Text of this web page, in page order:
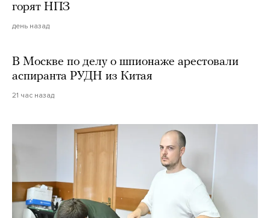
горят НПЗ
день назад
В Москве по делу о шпионаже арестовали
аспиранта РУДН из Китая
21 час назад